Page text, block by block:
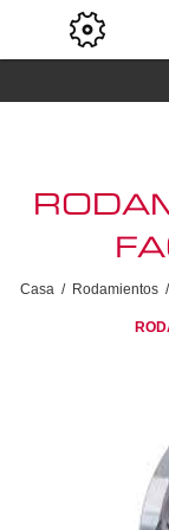
Casa / Rodamientos /